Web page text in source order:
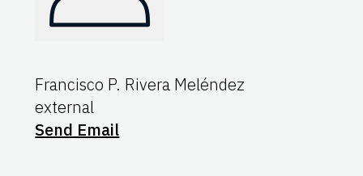
Francisco P. Rivera Meléndez
external
Send Email